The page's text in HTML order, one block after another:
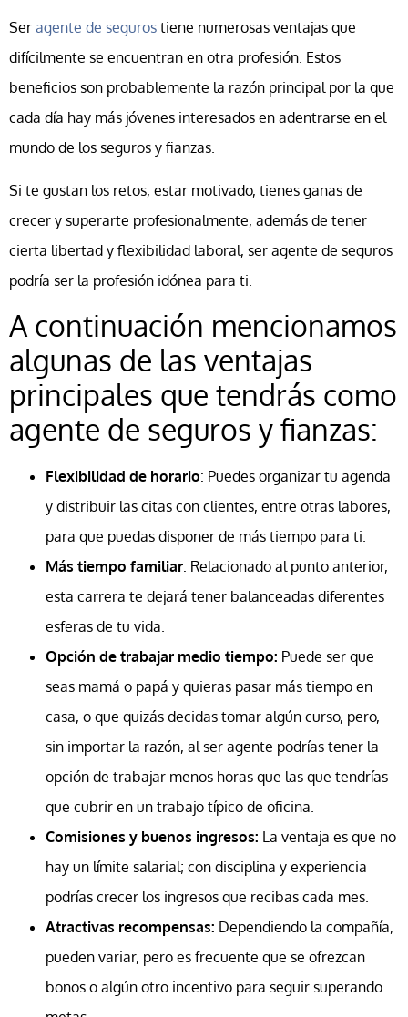
Ser agente de seguros tiene numerosas ventajas que
difícilmente se encuentran en otra profesión. Estos
beneficios son probablemente la razón principal por la que
cada día hay más jóvenes interesados en adentrarse en el
mundo de los seguros y fianzas.
Si te gustan los retos, estar motivado, tienes ganas de
crecer y superarte profesionalmente, además de tener
cierta libertad y flexibilidad laboral, ser agente de seguros
podría ser la profesión idónea para ti.
A continuación mencionamos
algunas de las ventajas
principales que tendrás como
agente de seguros y fianzas:
Flexibilidad de horario: Puedes organizar tu agenda
y distribuir las citas con clientes, entre otras labores,
para que puedas disponer de más tiempo para ti.
Más tiempo familiar: Relacionado al punto anterior,
esta carrera te dejará tener balanceadas diferentes
esferas de tu vida.
Opción de trabajar medio tiempo: Puede ser que
seas mamá o papá y quieras pasar más tiempo en
casa, o que quizás decidas tomar algún curso, pero,
sin importar la razón, al ser agente podrías tener la
opción de trabajar menos horas que las que tendrías
que cubrir en un trabajo típico de oficina.
Comisiones y buenos ingresos: La ventaja es que no
hay un límite salarial; con disciplina y experiencia
podrías crecer los ingresos que recibas cada mes.
Atractivas recompensas: Dependiendo la compañía,
pueden variar, pero es frecuente que se ofrezcan
bonos o algún otro incentivo para seguir superando